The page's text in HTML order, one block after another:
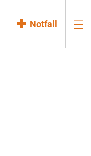
Notfall